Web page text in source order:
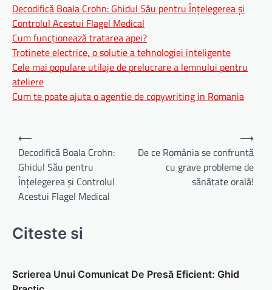
Decodifică Boala Crohn: Ghidul Său pentru Înțelegerea și
Controlul Acestui Flagel Medical
Cum funcționează tratarea apei?
Trotinete electrice, o solutie a tehnologiei inteligente
Cele mai populare utilaje de prelucrare a lemnului pentru
ateliere
Cum te poate ajuta o agentie de copywriting in Romania
Navigare
în
articole
⟵
Decodifică Boala Crohn:
Ghidul Său pentru
Înțelegerea și Controlul
Acestui Flagel Medical
De ce România se confruntă
cu grave probleme de
sănătate orală!
⟶
Citeste si
Scrierea Unui Comunicat De Presă Eficient: Ghid